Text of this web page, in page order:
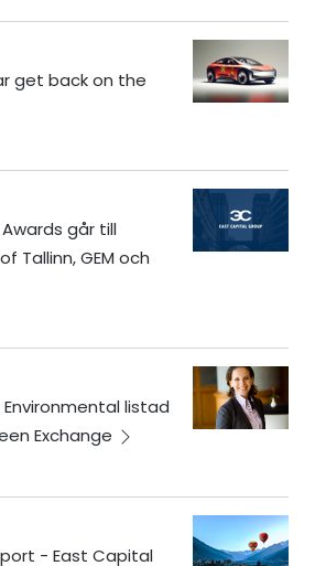
get back on the
går till
Tallinn, GEM och
listad
Exchange
- East Capital